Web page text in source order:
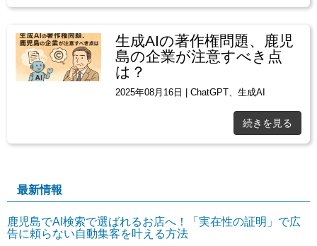
生成AIの著作権問題、鹿児
島の企業が注意すべき点
は？
2025年08月16日 |ChatGPT 、生成AI
続きを見る
最新情報
鹿児島でAI検索で選ばれるお店へ！「実在性の証明」で広
告に頼らない自動集客を叶える方法